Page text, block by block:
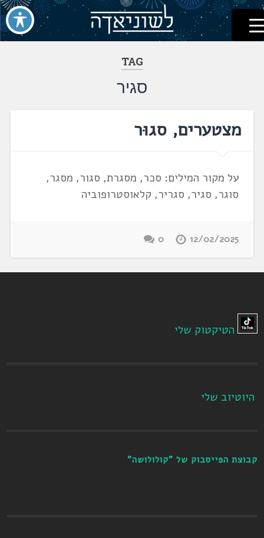
דלג
לתוכן
לשוניאדה
עברית. לשון. שפה
TAG
סגיר
מצטערים, סגוּר
על מקור המילים: סכר, מסגרת, סגור, מסגר,
סוגר, סגיר, סגריר, קלאוסטרופוביה
12/02/2025
0
הטיקטוק שלי
היוטיוב שלי
קבוצת הפייסבוק של "קולולושה"